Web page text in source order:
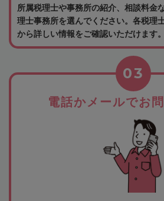
所属税理士や事務所の紹介、相談料金
理士事務所を選んでください。各税理
から詳しい情報をご確認いただけます。
電話かメールでお
03